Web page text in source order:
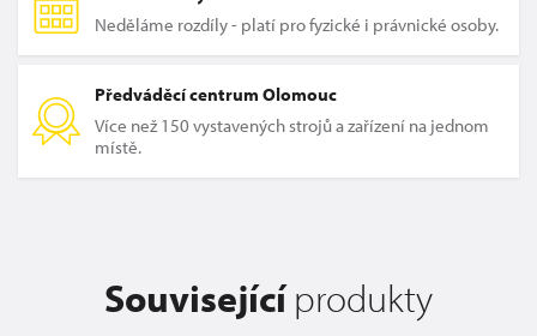
Neděláme rozdíly - platí pro fyzické i právnické osoby.
Předváděcí centrum Olomouc
Více než 150 vystavených strojů a zařízení na jednom
místě.
Souvisejícíprodukty